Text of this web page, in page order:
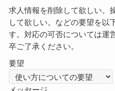
求人情報を削除して欲しい。
して欲しい。などの要望を以
す。対応の可否については運
卒ご了承ください。
要望